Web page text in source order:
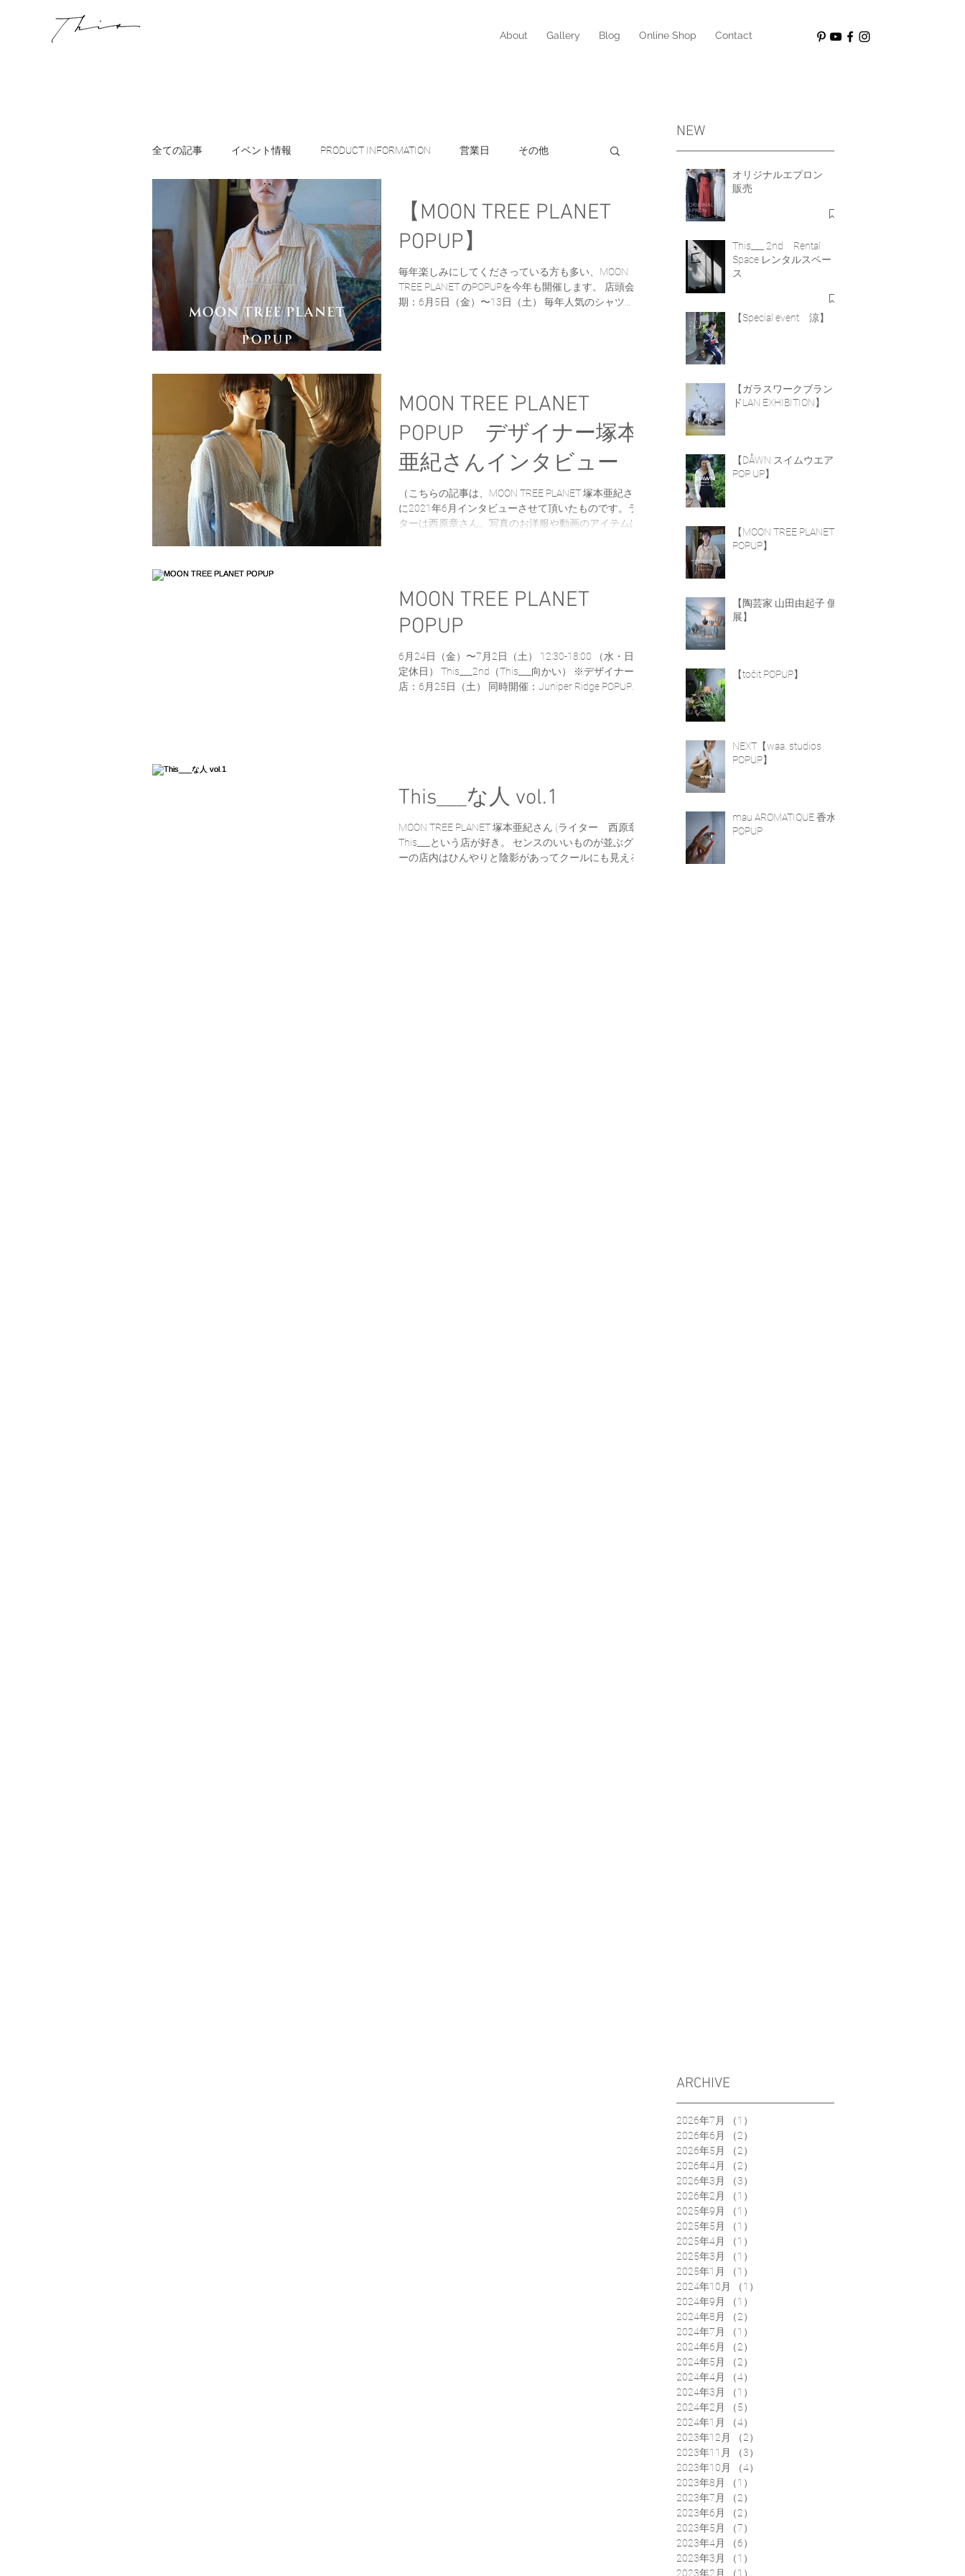
About Gallery Blog Online Shop Contact
全ての記事 イベント情報 PRODUCT INFORMATION 営業日 その他
WORKSHOP その他 営業日 Monmouth Glass Studio
ニュージーランド スキンケア ヘアケア AustinAustin オーガニック
ポルトガル 器 インナーウェア
HOTEL VILHELMS __ito__ 通販
wicagrocery 洋服 ファッション
【MOON TREE PLANET
POPUP】
毎年楽しみにしてくださっている方も多い、MOON
TREE PLANET のPOPUPを今年も開催します。 店頭会
期：6月5日（金）〜13日（土） 毎年人気のシャツ
MOON TREE PLANET
POPUP デザイナー塚本
亜紀さんインタビュー
（こちらの記事は、MOON TREE PLANET 塚本亜紀さん
に2021年6月インタビューさせて頂いたものです。ライ
ターは西原章さん。写真のお洋服や動画のアイテムは
MOON TREE PLANET
POPUP
6月24日（金）〜7月2日（土） 12:30-18:00 （水・日曜
定休日） This___2nd（This___向かい） ※デザイナー在
店：6月25日（土） 同時開催：Juniper Ridge POPUP
This___な人 vol.1
MOON TREE PLANET 塚本亜紀さん (ライター 西原章)
This___という店が好き。 センスのいいものが並ぶグレ
ーの店内はひんやりと陰影があってクールにも見えるの
NEW
オリジナルエプロン
販売
This___ 2nd Rental
Space レンタルスペー
ス
【Special event 涼】
【ガラスワークブラン
ドLAN EXHIBITION】
【DÅWN スイムウエア
POP UP】
【MOON TREE PLANET
POPUP】
【陶芸家 山田由起子 個
展】
【točit POPUP】
NEXT【waa. studios
POPUP】
mau AROMATIQUE 香水
POPUP
ARCHIVE
2026年7月 （1）
2026年6月
（2）
2026年5月
（2）
2026年4月
（2）
2026年3月
（3）
2026年2月
（1）
2025年9月
（1）
2025年5月
（1）
2025年4月
（1）
2025年3月
（1）
2025年1月
（1）
2024年10月
（1）
2024年9月
（1）
2024年8月
（2）
2024年7月
（1）
2024年6月
（2）
2024年5月
（2）
2024年4月
（4）
2024年3月
（1）
2024年2月
（5）
2024年1月
（4）
2023年12月
（2）
2023年11月
（3）
2023年10月
（4）
2023年8月
（1）
2023年7月
（2）
2023年6月
（2）
2023年5月
（7）
2023年4月
（6）
2023年3月
（1）
2023年2月
（1）